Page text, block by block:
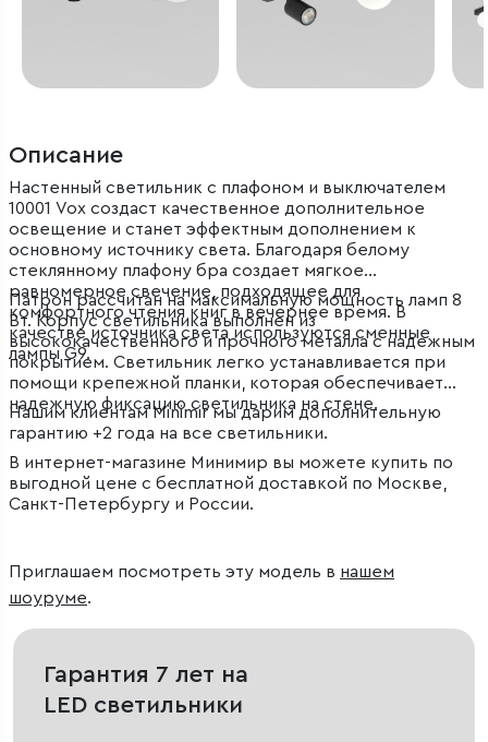
Описание
Настенный светильник с плафоном и выключателем
10001 Vox создаст качественное дополнительное
освещение и станет эффектным дополнением к
основному источнику света. Благодаря белому
стеклянному плафону бра создает мягкое
равномерное свечение, подходящее для
комфортного чтения книг в вечернее время. В
качестве источника света используются сменные
лампы G9.
Патрон рассчитан на максимальную мощность ламп 8
Вт. Корпус светильника выполнен из
высококачественного и прочного металла с надежным
покрытием. Светильник легко устанавливается при
помощи крепежной планки, которая обеспечивает
надежную фиксацию светильника на стене.
Нашим клиентам Minimir мы дарим дополнительную
гарантию +2 года на все светильники.
В интернет-магазине Минимир вы можете купить по
выгодной цене с бесплатной доставкой по Москве,
Санкт-Петербургу и России.
Приглашаем посмотреть эту модель в нашем
шоуруме.
Гарантия 7 лет на
LED светильники